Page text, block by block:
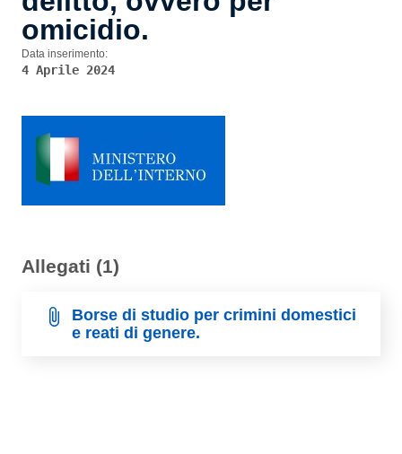
omicidio.
Data inserimento:
4 Aprile 2024
Allegati (1)
Borse di studio per crimini domestici
e reati di genere.